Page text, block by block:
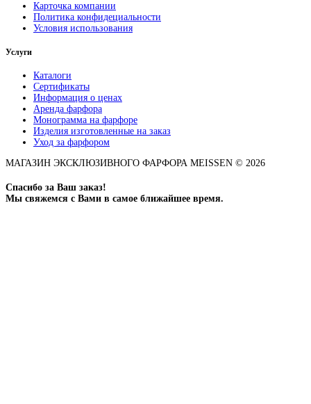
Карточка компании
Политика конфидециальности
Условия использования
Услуги
Каталоги
Сертификаты
Информация о ценах
Аренда фарфора
Монограмма на фарфоре
Изделия изготовленные на заказ
Уход за фарфором
МАГАЗИН ЭКСКЛЮЗИВНОГО ФАРФОРА MEISSEN © 2026
Спасибо за Ваш заказ!
Мы свяжемся с Вами в самое ближайшее время.